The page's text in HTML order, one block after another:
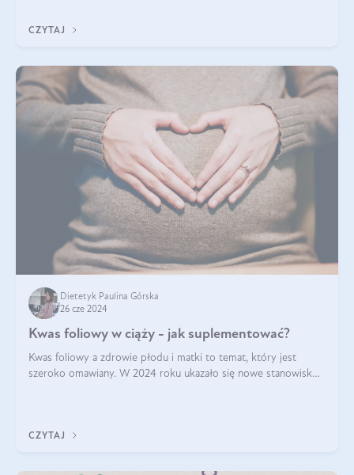
CZYTAJ
Dietetyk Paulina Górska
26 cze 2024
Kwas foliowy w ciąży - jak suplementować?
Kwas foliowy a zdrowie płodu i matki to temat, który jest
szeroko omawiany. W 2024 roku ukazało się nowe stanowisko
CZYTAJ